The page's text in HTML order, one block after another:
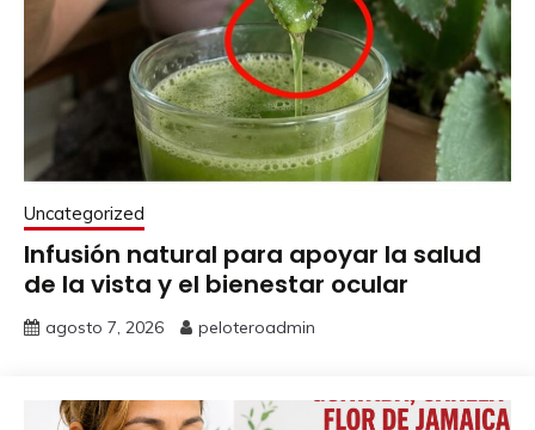
Uncategorized
Infusión natural para apoyar la salud
de la vista y el bienestar ocular
agosto 7, 2026 peloteroadmin